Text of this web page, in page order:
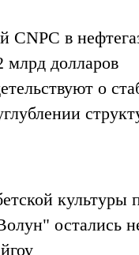
CNPC в
млрд долларов
о
культуры
остались